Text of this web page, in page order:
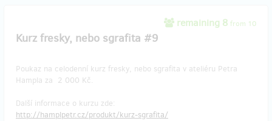
remaining 8 from 10
Kurz fresky, nebo sgrafita #9
Poukaz na celodenní kurz fresky, nebo sgrafita v ateliéru Petra
Hampla za 2 000 Kč.
Další informace o kurzu zde:
http://hamplpetr.cz/produkt/kurz-sgrafita/